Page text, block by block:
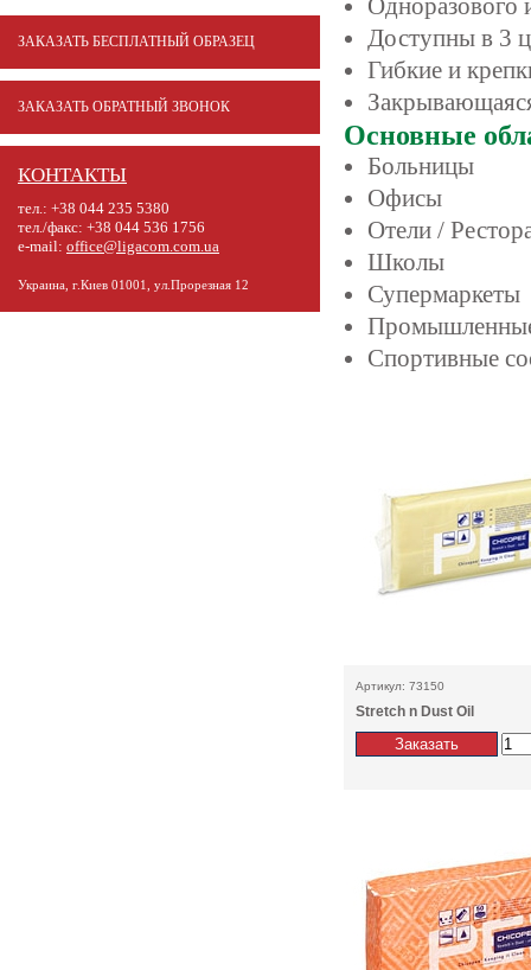
ЗАКАЗАТЬ БЕСПЛАТНЫЙ ОБРАЗЕЦ
ЗАКАЗАТЬ ОБРАТНЫЙ ЗВОНОК
КОНТАКТЫ
тел.: +38 044 235 5380
тел./факс: +38 044 536 1756
e-mail: office@ligacom.com.ua
Украина, г.Киев 01001, ул.Прорезная 12
Одноразового
Доступны в 3
Гибкие и
Основные
Больницы
Офисы
Отели /
Школы
Супермаркеты
Спортивные
Артикул: 73150
Stretch n Dust Oil